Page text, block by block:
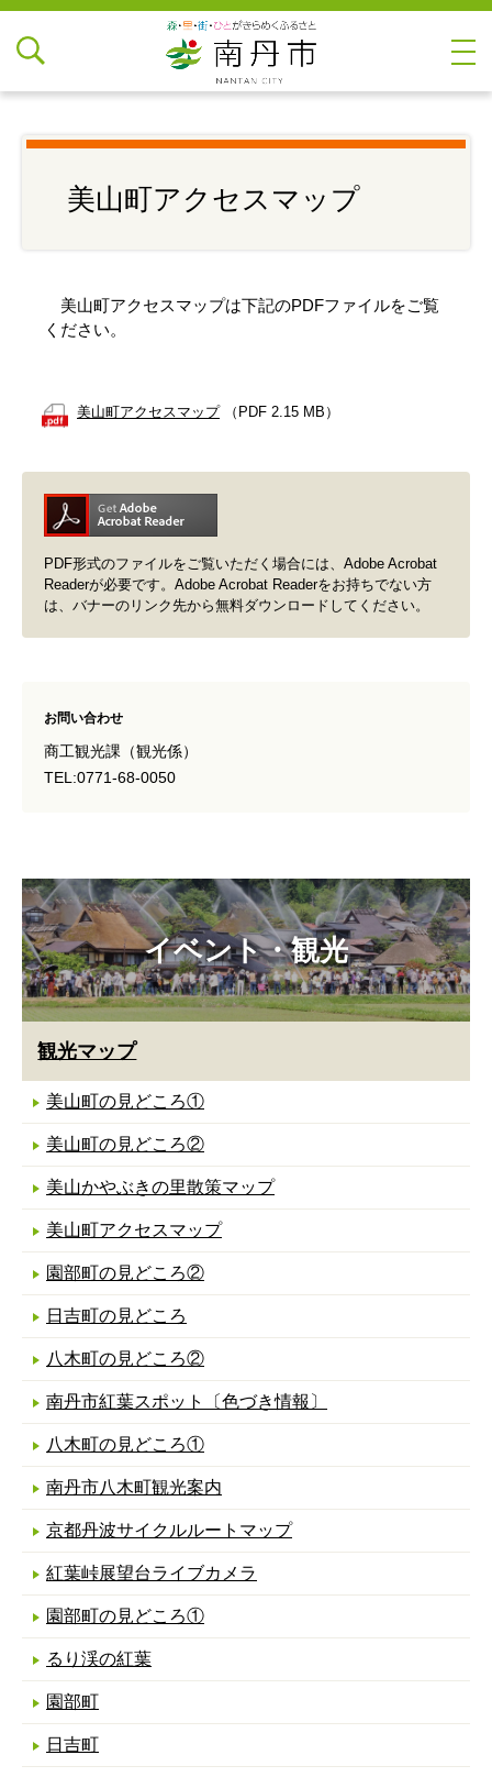
イベント・観光
観光マップ
美山町の見どころ①
美山町の見どころ②
美山かやぶきの里散策マップ
美山町アクセスマップ
園部町の見どころ②
日吉町の見どころ
八木町の見どころ②
南丹市紅葉スポット〔色づき情報〕
八木町の見どころ①
南丹市八木町観光案内
京都丹波サイクルルートマップ
紅葉峠展望台ライブカメラ
園部町の見どころ①
るり渓の紅葉
園部町
日吉町
美山町アクセスマップ
美山町アクセスマップは下記のPDFファイルをご覧
ください。
美山町アクセスマップ（PDF 2.15 MB）
PDF形式のファイルをご覧いただく場合には、Adobe Acrobat
Readerが必要です。Adobe Acrobat Readerをお持ちでない方
は、バナーのリンク先から無料ダウンロードしてください。
お問い合わせ
商工観光課（観光係）
TEL:0771-68-0050